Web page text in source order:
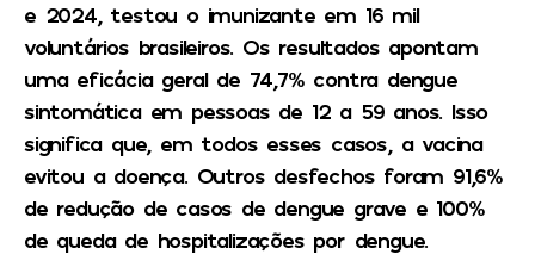
e 2024, testou o imunizante em 16 mil
voluntários brasileiros. Os resultados apontam
uma eficácia geral de 74,7% contra dengue
sintomática em pessoas de 12 a 59 anos. Isso
significa que, em todos esses casos, a vacina
evitou a doença. Outros desfechos foram 91,6%
de redução de casos de dengue grave e 100%
de queda de hospitalizações por dengue.